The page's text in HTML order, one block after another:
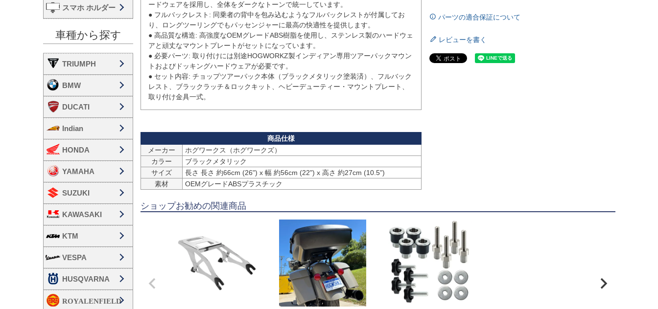
スマホ ホルダー
車種から探す
TRIUMPH
BMW
DUCATI
Indian
HONDA
YAMAHA
SUZUKI
KAWASAKI
KTM
VESPA
HUSQVARNA
ードウェアを採用し、全体をダークなトーンで統一しています。
● フルバックレスト: 同乗者の背中を包み込むようなフルバックレストが付属してお
り、ロングツーリングでもパッセンジャーに最高の快適性を提供します。
● 高品質な構造: 高強度なOEMグレードABS樹脂を使用し、ステンレス製のハードウェ
アと頑丈なマウントプレートがセットになっています。
● 必要パーツ: 取り付けには別途HOGWORKZ製インディアン専用ツアーパックマウン
トおよびドッキングハードウェアが必要です。
● セット内容: チョップツアーパック本体（ブラックメタリック塗装済）、フルバック
レスト、ブラックラッチ＆ロックキット、ヘビーデューティー・マウントプレート、
メーカー
ホグワークス（ホグワークズ）
カラー
ブラックメタリック
サイズ
長さ 長さ 約66cm (26") x 幅 約56cm (22") x 高さ 約27cm (10.5")
素材
OEMグレードABSプラスチック
パーツの適合保証について
レビューを書く
ショップお勧めの関連商品